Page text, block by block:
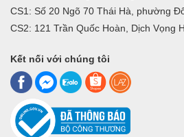
CS1: Số 20 Ngõ 70 Thái Hà, phường
CS2: 121 Trần Quốc Hoàn, Dịch Vọng
Kết nối với chúng tôi